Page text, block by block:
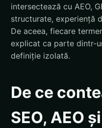
intersectează cu AEO,
structurate, experiență
De aceea, fiecare
explicat ca parte dintr-
definiție izolată.
De ce
SEO, AEO